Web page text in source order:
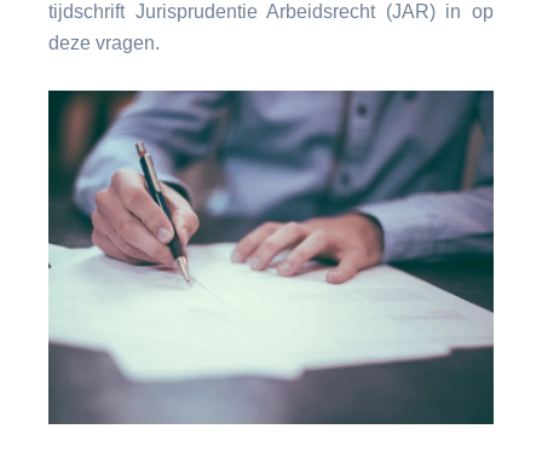
tijdschrift Jurisprudentie Arbeidsrecht (JAR) in op
deze vragen.